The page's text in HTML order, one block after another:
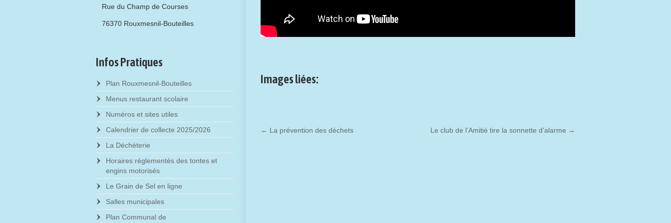
Images liées:
← La prévention des déchets Le club de l’Amitié tire la sonnette d’alarme →
Rue du Champ de Courses
76370 Rouxmesnil-Bouteilles
Infos Pratiques
Plan Rouxmesnil-Bouteilles
Menus restaurant scolaire
Numéros et sites utiles
Calendrier de collecte 2025/2026
La Déchèterie
Horaires réglementés des tontes et
engins motorisés
Le Grain de Sel en ligne
Salles municipales
Plan Communal de